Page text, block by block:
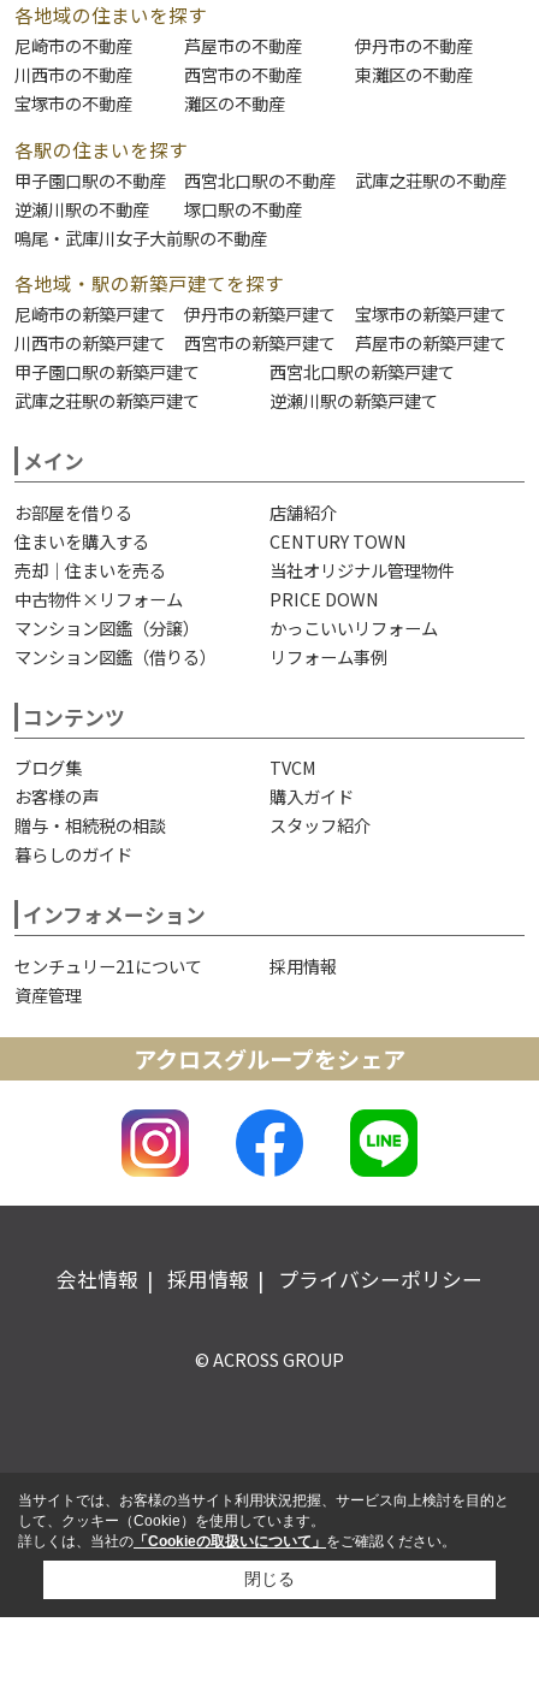
各地域の住まいを探す
尼崎市の不動産 芦屋市の不動産
伊丹市の不動産
川西市の不動産
西宮市の不動産
東灘区の不動産
宝塚市の不動産
灘区の不動産
各駅の住まいを探す
甲子園口駅の不動産 西宮北口駅の不動産
武庫之荘駅の不動産
逆瀬川駅の不動産
塚口駅の不動産
鳴尾・武庫川女子大前駅の不動産
各地域・駅の新築戸建てを探す
尼崎市の新築戸建て 伊丹市の新築戸建て
宝塚市の新築戸建て
川西市の新築戸建て
西宮市の新築戸建て
芦屋市の新築戸建て
甲子園口駅の新築戸建て
西宮北口駅の新築戸建て
武庫之荘駅の新築戸建て
逆瀬川駅の新築戸建て
メイン
お部屋を借りる
店舗紹介
住まいを購入する
CENTURY TOWN
売却｜住まいを売る
当社オリジナル管理物件
中古物件×リフォーム
PRICE DOWN
マンション図鑑（分譲）
かっこいいリフォーム
マンション図鑑（借りる）
リフォーム事例
コンテンツ
ブログ集
TVCM
お客様の声
購入ガイド
贈与・相続税の相談
スタッフ紹介
暮らしのガイド
インフォメーション
センチュリー21について
採用情報
資産管理
アクロスグループをシェア
会社情報 採用情報 プライバシーポリシー
© ACROSS GROUP
当サイトでは、お客様の当サイト利用状況把握、サービス向上検討を目的と
して、クッキー（Cookie）を使用しています。
詳しくは、当社の 「Cookieの取扱いについて」 をご確認ください。
閉じる